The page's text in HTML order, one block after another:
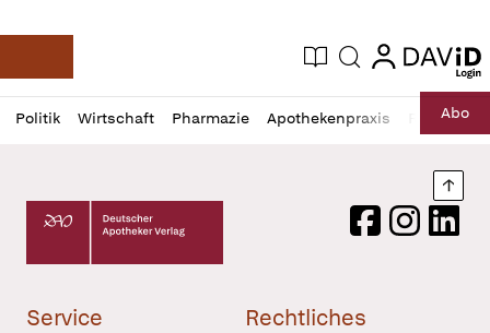
Deutsche Apotheker Zeitung
Aktuelle Ausgabe
Suche login
login
Politik Wirtschaft Pharmazie Apothekenpraxis RechtAbo
Profil
öffnen
Daz
Pur
Deutscher Apotheker Verlag Logo
FacebookInstagram
Service Rechtliches